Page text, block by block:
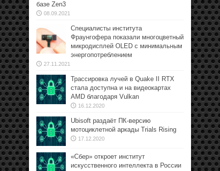
базе Zen3
08.09.2021
Специалисты института
Фраунгофера показали многоцветный
микродисплей OLED с минимальным
энергопотреблением
27.11.2021
Трассировка лучей в Quake II RTX
стала доступна и на видеокартах
AMD благодаря Vulkan
16.12.2020
Ubisoft раздаёт ПК-версию
мотоциклетной аркады Trials Rising
17.12.2020
«Сбер» откроет институт
искусственного интеллекта в России